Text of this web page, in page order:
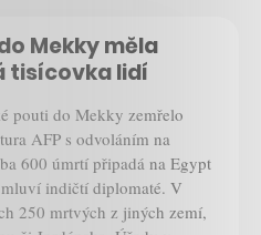
Mekky měla
tisícovka lidí
pouti do Mekky zemřelo
AFP s odvoláním na
600 úmrtí připadá na Egypt
indičtí diplomaté. V
250 mrtvých z jiných zemí,